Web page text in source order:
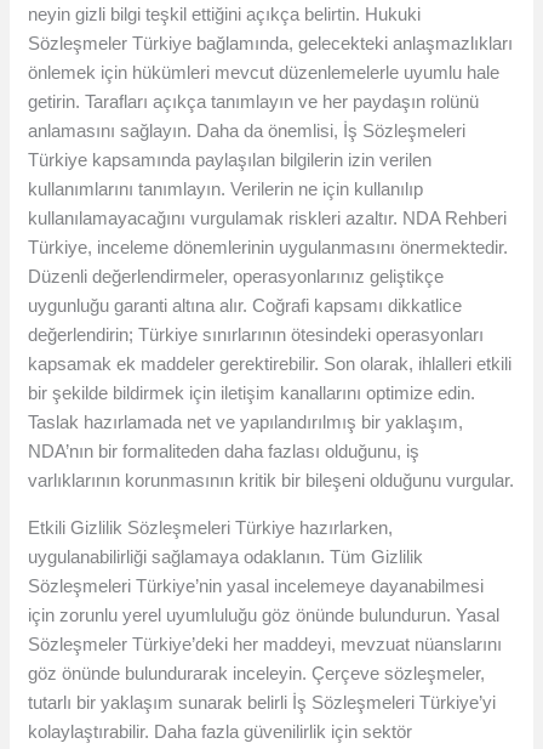
neyin gizli bilgi teşkil ettiğini açıkça belirtin. Hukuki
Sözleşmeler Türkiye bağlamında, gelecekteki anlaşmazlıkları
önlemek için hükümleri mevcut düzenlemelerle uyumlu hale
getirin. Tarafları açıkça tanımlayın ve her paydaşın rolünü
anlamasını sağlayın. Daha da önemlisi, İş Sözleşmeleri
Türkiye kapsamında paylaşılan bilgilerin izin verilen
kullanımlarını tanımlayın. Verilerin ne için kullanılıp
kullanılamayacağını vurgulamak riskleri azaltır. NDA Rehberi
Türkiye, inceleme dönemlerinin uygulanmasını önermektedir.
Düzenli değerlendirmeler, operasyonlarınız geliştikçe
uygunluğu garanti altına alır. Coğrafi kapsamı dikkatlice
değerlendirin; Türkiye sınırlarının ötesindeki operasyonları
kapsamak ek maddeler gerektirebilir. Son olarak, ihlalleri etkili
bir şekilde bildirmek için iletişim kanallarını optimize edin.
Taslak hazırlamada net ve yapılandırılmış bir yaklaşım,
NDA’nın bir formaliteden daha fazlası olduğunu, iş
varlıklarının korunmasının kritik bir bileşeni olduğunu vurgular.
Etkili Gizlilik Sözleşmeleri Türkiye hazırlarken,
uygulanabilirliği sağlamaya odaklanın. Tüm Gizlilik
Sözleşmeleri Türkiye’nin yasal incelemeye dayanabilmesi
için zorunlu yerel uyumluluğu göz önünde bulundurun. Yasal
Sözleşmeler Türkiye’deki her maddeyi, mevzuat nüanslarını
göz önünde bulundurarak inceleyin. Çerçeve sözleşmeler,
tutarlı bir yaklaşım sunarak belirli İş Sözleşmeleri Türkiye’yi
kolaylaştırabilir. Daha fazla güvenilirlik için sektör